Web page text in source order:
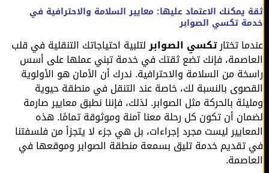
يمكنك الاعتماد عليها: معايير السلامة والاحترافية في
تكسي الصوابر
تختارتكسي الصوابرلتلبية احتياجاتك التنقلية في قلب
فإنك تضع ثقتك في خدمة تبني عملها على أسس
من السلامة والاحترافية. ندرك أن الأمان هو الأولوية
بالنسبة لك، خاصة عند التنقل في منطقة حيوية
بالحركة مثل الصوابر. لذلك، فإننا نطبق معايير صارمة
أن تكون كل رحلة معنا آمنة وموثوقة تمامًا. هذه
ليست مجرد إجراءات، بل هي جزء لا يتجزأ من فلسفتنا
خدمة تليق بسمعة منطقة الصوابر وموقعها في